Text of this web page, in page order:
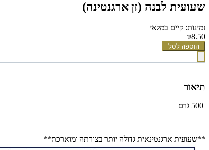
שעועית לבנה (זן ארגנטינה)
זמינות: קיים במלאי
₪8.50
הוספה לסל
תיאור
**שעועית ארגנטינאית גדולה יותר בצורתה ומוארכת**